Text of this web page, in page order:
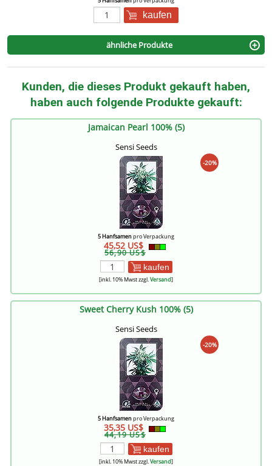
kaufen
ähnliche Produkte
Kunden, die dieses Produkt gekauft haben,
haben auch folgende Produkte gekauft:
Jamaican Pearl 100% (5)
Sensi Seeds
-20%
5 Hanfsamenpro Verpackung
45,52 US$
56,90 US$
kaufen
[inkl. 10% Mwst zzgl.Versand]
Sweet Cherry Kush 100% (5)
Sensi Seeds
-20%
5 Hanfsamenpro Verpackung
35,35 US$
44,19 US$
kaufen
[inkl. 10% Mwst zzgl.Versand]